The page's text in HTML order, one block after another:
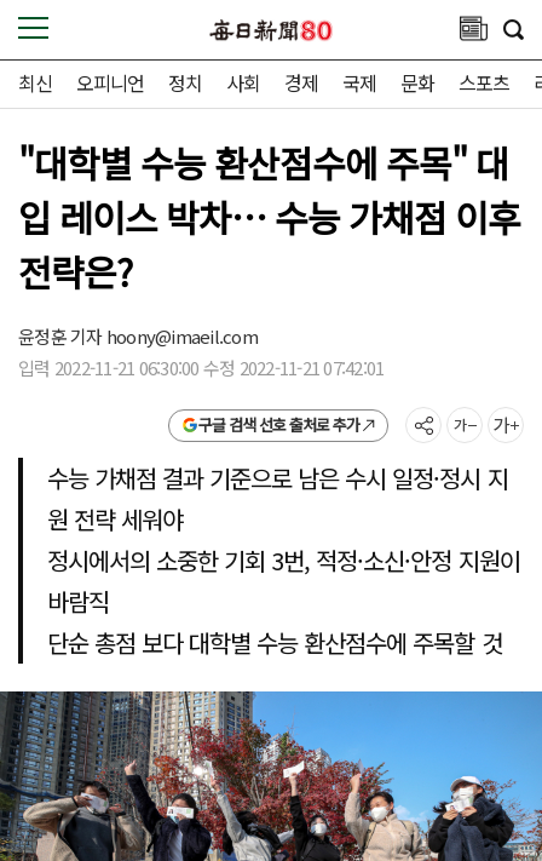
최신 오피니언 정치 사회 경제 국제 문화 스포츠
"대학별 수능 환산점수에 주목" 대
입 레이스 박차… 수능 가채점 이후
전략은?
윤정훈 기자hoony@imaeil.com
입력 2022-11-21 06:30:00 수정 2022-11-21 07:42:01
구글 검색 선호 출처로 추가
수능 가채점 결과 기준으로 남은 수시 일정·정시 지
원 전략 세워야
정시에서의 소중한 기회 3번, 적정·소신·안정 지원이
바람직
단순 총점 보다 대학별 수능 환산점수에 주목할 것